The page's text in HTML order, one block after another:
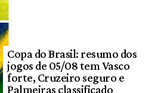
Copa do Brasil: resumo dos
jogos de 05/08 tem Vasco
forte, Cruzeiro seguro e
Palmeiras classificado